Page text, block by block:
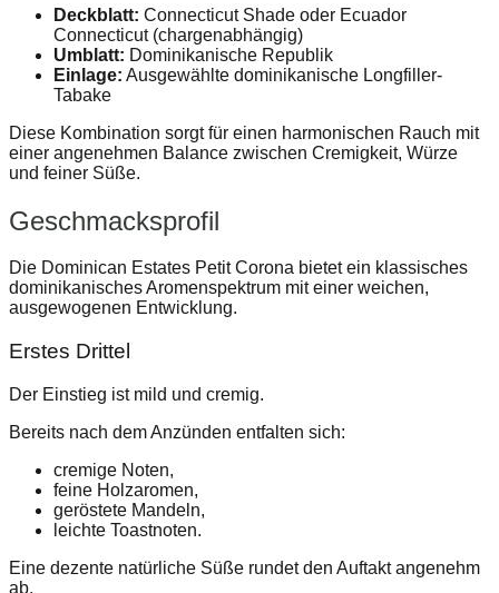
Deckblatt: Connecticut Shade oder Ecuador
Connecticut (chargenabhängig)
Umblatt: Dominikanische Republik
Einlage: Ausgewählte dominikanische Longfiller-
Tabake
Diese Kombination sorgt für einen harmonischen Rauch mit
einer angenehmen Balance zwischen Cremigkeit, Würze
und feiner Süße.
Geschmacksprofil
Die Dominican Estates Petit Corona bietet ein klassisches
dominikanisches Aromenspektrum mit einer weichen,
ausgewogenen Entwicklung.
Erstes Drittel
Der Einstieg ist mild und cremig.
Bereits nach dem Anzünden entfalten sich:
cremige Noten,
feine Holzaromen,
geröstete Mandeln,
leichte Toastnoten.
Eine dezente natürliche Süße rundet den Auftakt angenehm
ab.